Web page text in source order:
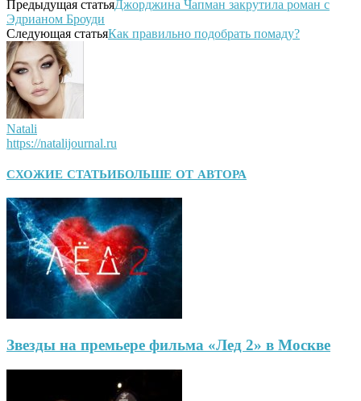
Предыдущая статьяДжорджина Чапман закрутила роман с
Эдрианом Броуди
Следующая статьяКак правильно подобрать помаду?
Natali
https://natalijournal.ru
СХОЖИЕ СТАТЬИБОЛЬШЕ ОТ АВТОРА
Звезды на премьере фильма «Лед 2» в Москве